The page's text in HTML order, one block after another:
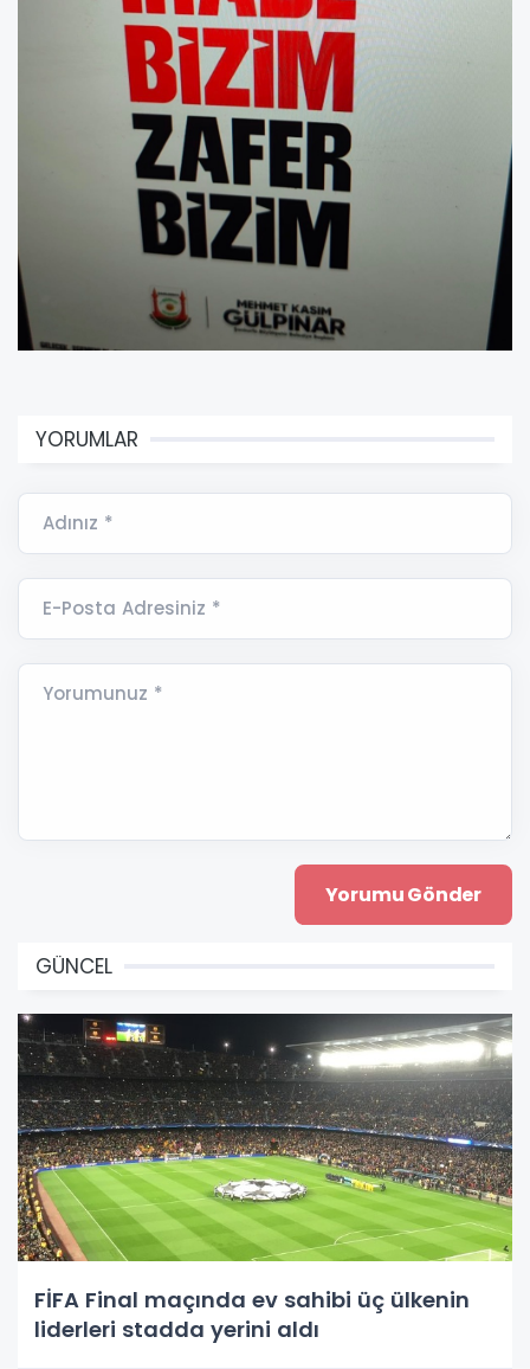
YORUMLAR
Adınız *
E-Posta Adresiniz *
Yorumunuz *
GÜNCEL
FİFA Final maçında ev sahibi üç ülkenin
liderleri stadda yerini aldı